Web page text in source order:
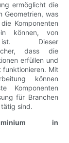
ermöglicht die
Geometrien, was
Komponenten
können, von
ist. Dieser
dass die
erfüllen und
funktionieren. Mit
können
Komponenten
für Branchen
sind.
in